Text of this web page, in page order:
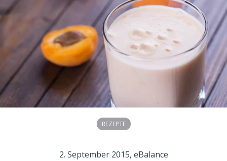
REZEPTE
2. September 2015, eBalance